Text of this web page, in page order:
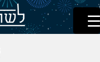
דלג
לתוכן
לשוניאדה
עברית. לשון. שפה